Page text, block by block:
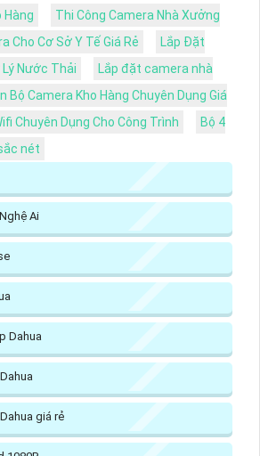
Hàng
Thi Công Camera Nhà Xưởng
Cho Cơ Sở Y Tế Giá Rẻ
Lắp Đặt
Nước Thải
Lắp đặt camera nhà
Bộ Camera Kho Hàng Chuyên Dụng Giá
Chuyên Dụng Cho Công Trình
Bộ 4
nét
Ai
Dahua
giá rẻ